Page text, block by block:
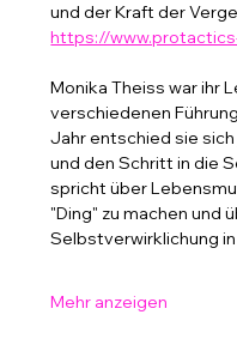
und der Kraft der
https://
Monika Theiss war ihr
verschiedenen
Jahr entschied sie
und den Schritt in die
spricht über
"Ding" zu machen und
Selbstverwirklichung
Mehr anzeigen